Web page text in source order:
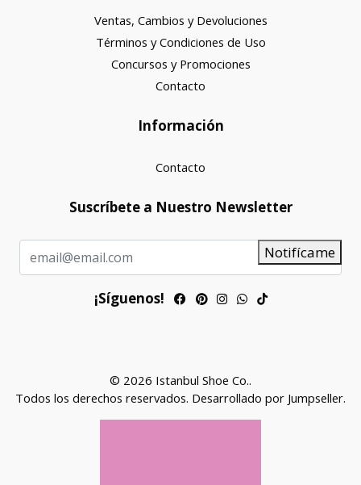
Ventas, Cambios y Devoluciones
Términos y Condiciones de Uso
Concursos y Promociones
Contacto
Información
Contacto
Suscríbete a Nuestro Newsletter
Notifícame
¡Síguenos!
© 2026 Istanbul Shoe Co..
Todos los derechos reservados. Desarrollado por Jumpseller.